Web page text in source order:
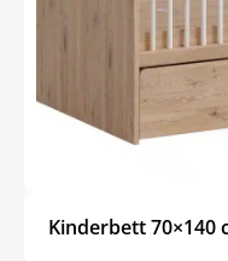
Kinderbett 70×140